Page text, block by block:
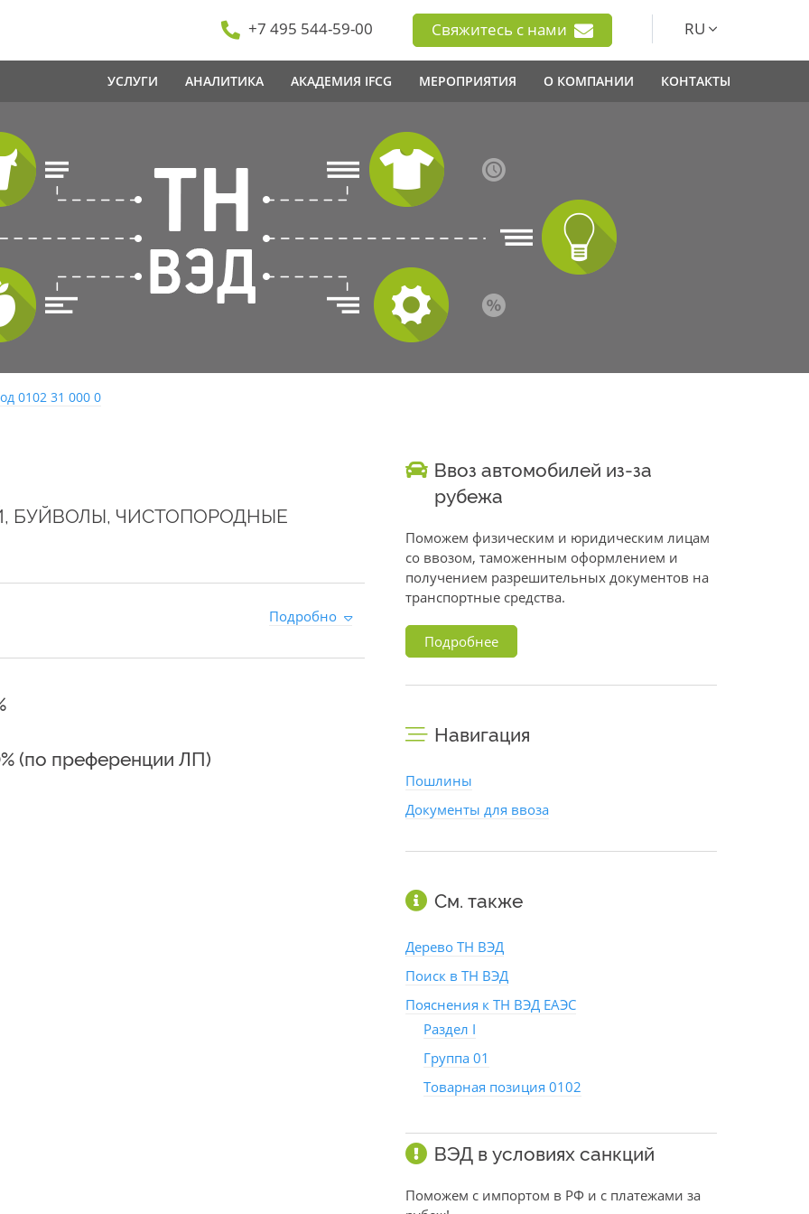
+7 495 544-59-00 Свяжитесь с нами RU
УСЛУГИ АНАЛИТИКА АКАДЕМИЯ IFCG МЕРОПРИЯТИЯ О КОМПАНИИ КОНТАКТЫ
0102 31 000 0
БУЙВОЛЫ, ЧИСТОПОРОДНЫЕ
Подробно
(по преференции ЛП)
Ввоз автомобилей из-за
рубежа
Поможем физическим и юридическим лицам
со ввозом, таможенным оформлением и
получением разрешительных документов на
транспортные средства.
Подробнее
Навигация
Пошлины
Документы для ввоза
См. также
Дерево ТН ВЭД
Поиск в ТН ВЭД
Пояснения к ТН ВЭД ЕАЭС
Раздел I
Группа 01
Товарная позиция 0102
ВЭД в условиях санкций
Поможем с импортом в РФ и с платежами за